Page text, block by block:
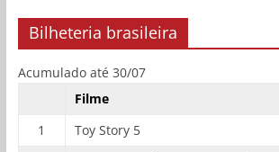
Bilheteria brasileira
Acumulado até 30/07
Filme
1
Toy Story 5